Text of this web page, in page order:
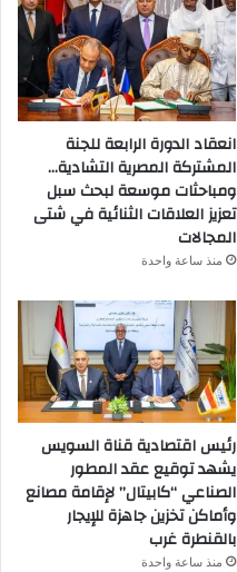
انعقاد الدورة الرابعة للجنة
المشتركة المصرية التشادية…
ومباحثات موسعة لبحث سبل
تعزيز العلاقات الثنائية في شتى
المجالات
منذ ساعة واحدة
رئيس اقتصادية قناة السويس
يشهد توقيع عقد المطور
الصناعي “كابيتال” لإقامة مصانع
وأماكن تخزين جاهزة للإيجار
بالقنطرة غرب
منذ ساعة واحدة